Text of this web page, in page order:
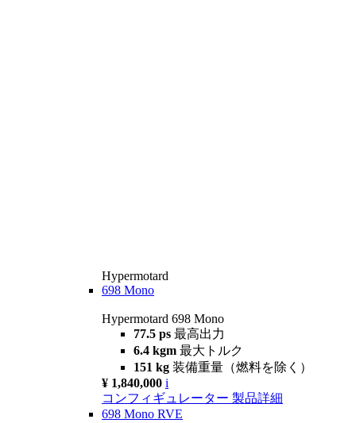
Hypermotard
698 Mono
Hypermotard 698 Mono
77.5 ps 最高出力
6.4 kgm 最大トルク
151 kg 装備重量（燃料を除く）
¥ 1,840,000 i
コンフィギュレーター 製品詳細
698 Mono RVE